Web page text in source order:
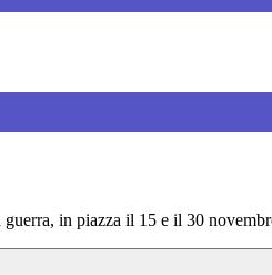
in piazza il 15 e il 30